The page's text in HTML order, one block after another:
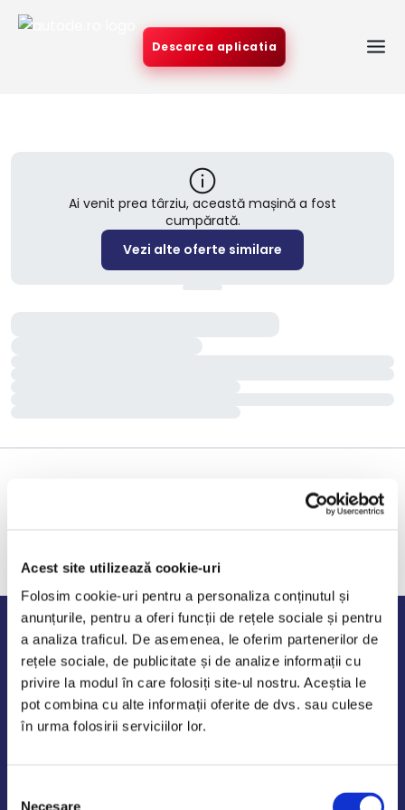
Acest site utilizează cookie-uri
Folosim cookie-uri pentru a personaliza conținutul și
anunțurile, pentru a oferi funcții de rețele sociale și pentru
a analiza traficul. De asemenea, le oferim partenerilor de
rețele sociale, de publicitate și de analize informații cu
privire la modul în care folosiți site-ul nostru. Aceștia le
pot combina cu alte informații oferite de dvs. sau culese
în urma folosirii serviciilor lor.
Necesare
Descarca aplicatia
Ai venit prea târziu, această mașină a fost
cumpărată.
Vezi alte oferte similare
Program de lucru
Luni - Vineri: 09:00-18:00
Sambata - Duminica: 10:00-14:00